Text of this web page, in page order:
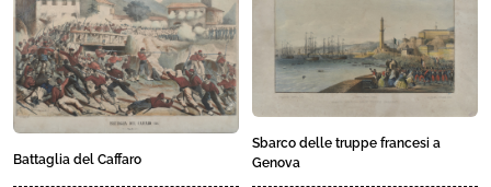
Battaglia del Caffaro
Sbarco delle truppe francesi a
Genova